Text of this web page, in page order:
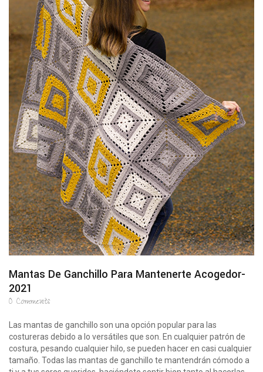
Mantas De Ganchillo Para Mantenerte Acogedor-
2021
0 Comments
Las mantas de ganchillo son una opción popular para las
costureras debido a lo versátiles que son. En cualquier patrón de
costura, pesando cualquier hilo, se pueden hacer en casi cualquier
tamaño. Todas las mantas de ganchillo te mantendrán cómodo a